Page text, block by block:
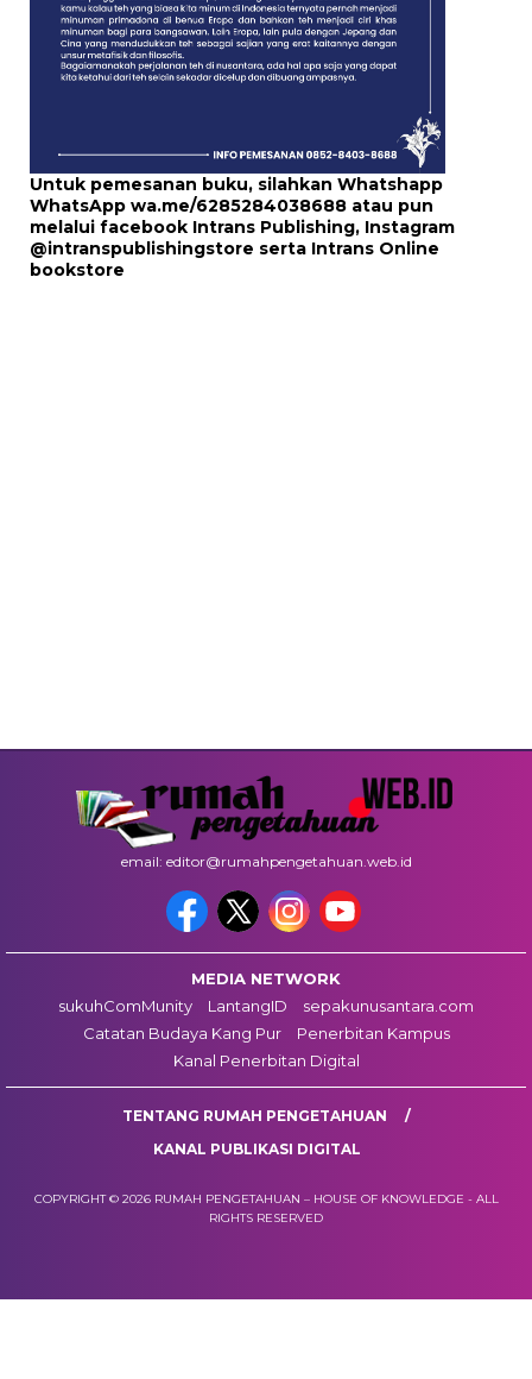
Untuk pemesanan buku, silahkan Whatshapp
WhatsApp wa.me/6285284038688 atau pun
melalui facebook Intrans Publishing, Instagram
@intranspublishingstore serta Intrans Online
bookstore
email: editor@rumahpengetahuan.web.id
MEDIA NETWORK
sukuhComMunity
LantangID
sepakunusantara.com
Catatan Budaya Kang Pur
Penerbitan Kampus
Kanal Penerbitan Digital
TENTANG RUMAH PENGETAHUAN
KANAL PUBLIKASI DIGITAL
COPYRIGHT © 2026 RUMAH PENGETAHUAN – HOUSE OF KNOWLEDGE - ALL
RIGHTS RESERVED